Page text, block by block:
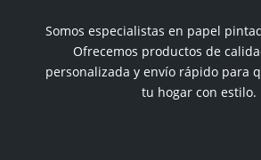
Somos especialistas en papel
Ofrecemos productos de
personalizada y envío rápido para
tu hogar con estilo.